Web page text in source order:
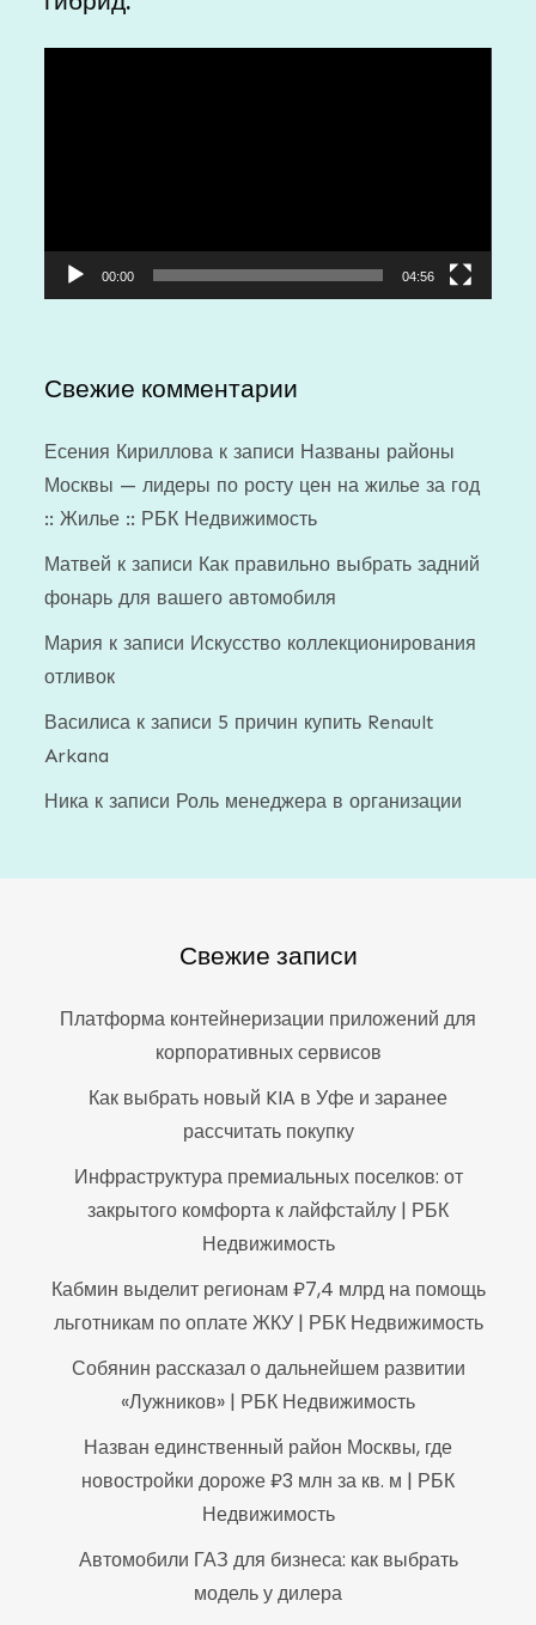
00:00 04:56
Свежие комментарии
Есения Кириллова к записи Названы районы
Москвы — лидеры по росту цен на жилье за год
:: Жилье :: РБК Недвижимость
Матвей к записи Как правильно выбрать задний
фонарь для вашего автомобиля
Мария к записи Искусство коллекционирования
отливок
Василиса к записи 5 причин купить Renault
Arkana
Ника к записи Роль менеджера в организации
Свежие записи
Платформа контейнеризации приложений для
корпоративных сервисов
Как выбрать новый KIA в Уфе и заранее
рассчитать покупку
Инфраструктура премиальных поселков: от
закрытого комфорта к лайфстайлу | РБК
Недвижимость
Кабмин выделит регионам ₽7,4 млрд на помощь
льготникам по оплате ЖКУ | РБК Недвижимость
Собянин рассказал о дальнейшем развитии
«Лужников» | РБК Недвижимость
Назван единственный район Москвы, где
новостройки дороже ₽3 млн за кв. м | РБК
Недвижимость
Автомобили ГАЗ для бизнеса: как выбрать
модель у дилера